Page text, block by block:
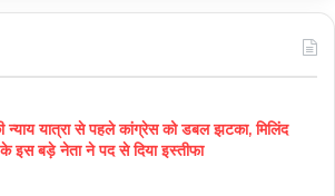
यात्रा से पहले कांग्रेस को डबल झटका, मिलिंद
इस बड़े नेता ने पद से दिया इस्तीफा